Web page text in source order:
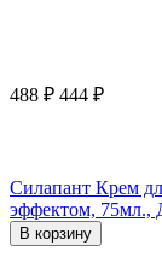
488 ₽ 444 ₽
Силапант Крем
эффектом, 75мл.,
В корзину